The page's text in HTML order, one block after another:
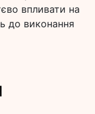
впливати на
до виконання